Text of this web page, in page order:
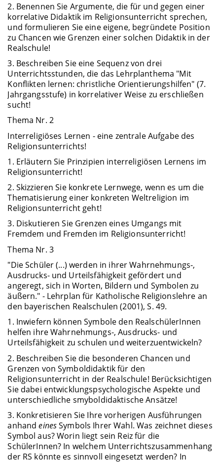
2. Benennen Sie Argumente, die für und gegen einer
korrelative Didaktik im Religionsunterricht sprechen,
und formulieren Sie eine eigene, begründete Position
zu Chancen wie Grenzen einer solchen Didaktik in der
Realschule!
3. Beschreiben Sie eine Sequenz von drei
Unterrichtsstunden, die das Lehrplanthema "Mit
Konflikten lernen: christliche Orientierungshilfen" (7.
Jahrgangsstufe) in korrelativer Weise zu erschließen
sucht!
Thema Nr. 2
Interreligiöses Lernen - eine zentrale Aufgabe des
Religionsunterrichts!
1. Erläutern Sie Prinzipien interreligiösen Lernens im
Religionsunterricht!
2. Skizzieren Sie konkrete Lernwege, wenn es um die
Thematisierung einer konkreten Weltreligion im
Religionsunterricht geht!
3. Diskutieren Sie Grenzen eines Umgangs mit
Fremdem und Fremden im Religionsunterricht!
Thema Nr. 3
"Die Schüler (...) werden in ihrer Wahrnehmungs-,
Ausdrucks- und Urteilsfähigkeit gefördert und
angeregt, sich in Worten, Bildern und Symbolen zu
äußern." - Lehrplan für Katholische Religionslehre an
den bayerischen Realschulen (2001), S. 49.
1. Inwiefern können Symbole den RealschülerInnen
helfen ihre Wahrnehmungs-, Ausdrucks- und
Urteilsfähigkeit zu schulen und weiterzuentwickeln?
2. Beschreiben Sie die besonderen Chancen und
Grenzen von Symboldidaktik für den
Religionsunterricht in der Realschule! Berücksichtigen
Sie dabei entwicklungspsychologische Aspekte und
unterschiedliche smyboldidaktische Ansätze!
3. Konkretisieren Sie Ihre vorherigen Ausführungen
anhandeinesSymbols Ihrer Wahl. Was zeichnet dieses
Symbol aus? Worin liegt sein Reiz für die
SchülerInnen? In welchem Unterrichtszusammenhang
der RS könnte es sinnvoll eingesetzt werden? In